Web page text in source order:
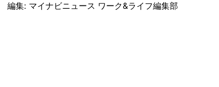
編集: マイナビニュース ワーク&ライフ編集部